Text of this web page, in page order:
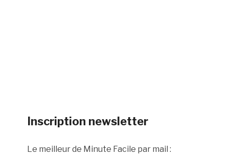
Inscription newsletter
Le meilleur de Minute Facile par mail :